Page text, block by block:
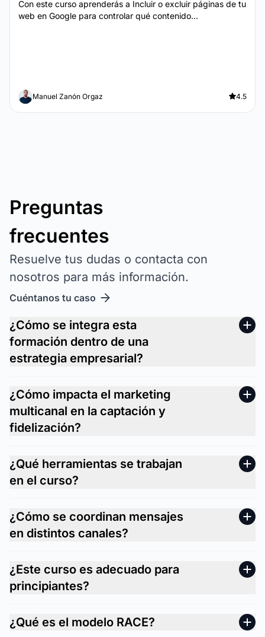
Con este curso aprenderás a Incluir o excluir páginas de tu
web en Google para controlar qué contenido...
Manuel Zanón Orgaz 4.5
Preguntas
frecuentes
Resuelve tus dudas o contacta con
nosotros para más información.
Cuéntanos tu caso
¿Cómo se integra esta
formación dentro de una
estrategia empresarial?
¿Cómo impacta el marketing
multicanal en la captación y
fidelización?
¿Qué herramientas se trabajan
en el curso?
¿Cómo se coordinan mensajes
en distintos canales?
¿Este curso es adecuado para
principiantes?
¿Qué es el modelo RACE?